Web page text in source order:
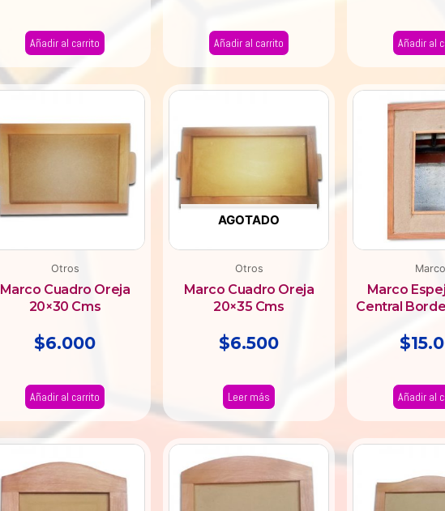
Añadir al carrito Añadir al carrito Añadir al
Otros
Marco Cuadro Oreja
20×30 Cms
$6.000
Añadir al carrito
AGOTADO
Otros
Marco Cuadro Oreja
20×35 Cms
$6.500
Leer más
Marco
Central
$
Añadir al